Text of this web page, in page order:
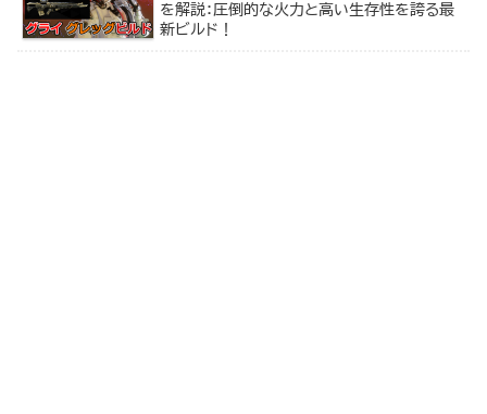
を解説：圧倒的な火力と高い生存性を誇る最
新ビルド！